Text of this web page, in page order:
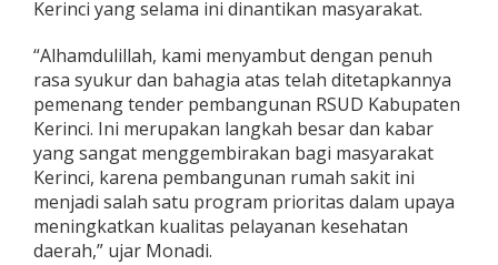
a
y
a
a
k
a
t
K
e
r
i
Kerinci yang selama ini dinantikan masyarakat.
“Alhamdulillah, kami menyambut dengan penuh
rasa syukur dan bahagia atas telah ditetapkannya
pemenang tender pembangunan RSUD Kabupaten
Kerinci. Ini merupakan langkah besar dan kabar
yang sangat menggembirakan bagi masyarakat
Kerinci, karena pembangunan rumah sakit ini
menjadi salah satu program prioritas dalam upaya
meningkatkan kualitas pelayanan kesehatan
daerah,” ujar Monadi.